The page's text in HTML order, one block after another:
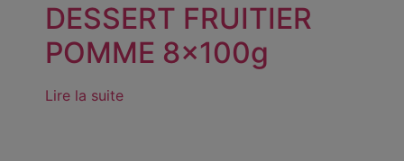
DESSERT FRUITIER
POMME 8x100g
Lire la suite